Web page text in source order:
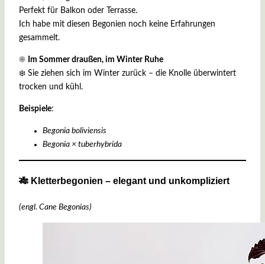
Perfekt für Balkon oder Terrasse.
Ich habe mit diesen Begonien noch keine Erfahrungen
gesammelt.
☀️ Im Sommer draußen, im Winter Ruhe
❄️ Sie ziehen sich im Winter zurück – die Knolle überwintert
trocken und kühl.
Beispiele:
Begonia boliviensis
Begonia × tuberhybrida
🎋 Kletterbegonien – elegant und unkompliziert
(engl. Cane Begonias)